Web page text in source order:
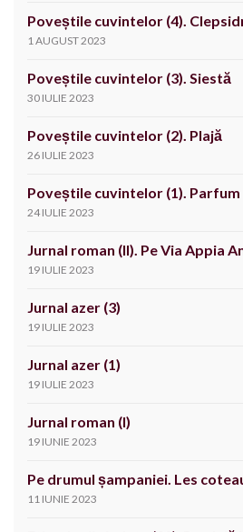
Poveștile cuvintelor (4).
1 AUGUST 2023
Poveștile cuvintelor (3). Siestă
30 IULIE 2023
Poveștile cuvintelor (2). Plajă
26 IULIE 2023
Poveștile cuvintelor (1). Parfum
24 IULIE 2023
Jurnal roman (II). Pe Via Appia
19 IULIE 2023
Jurnal azer (3)
19 IULIE 2023
Jurnal azer (1)
19 IULIE 2023
Jurnal roman (I)
19 IUNIE 2023
Pe drumul șampaniei. Les
11 IUNIE 2023